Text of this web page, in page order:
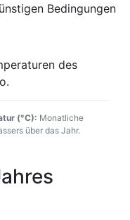
Bedingungen
(°C): Monatliche
über das Jahr.